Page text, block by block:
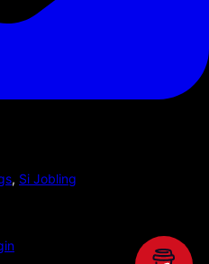
, Si Jobling